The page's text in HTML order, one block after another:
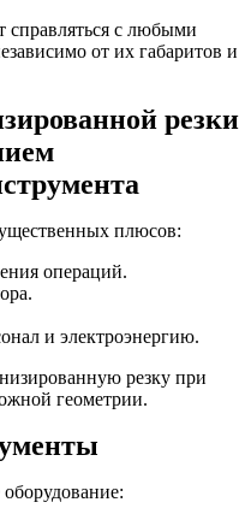
справляться с любыми
от их габаритов и
резки
плюсов:
операций.
и электроэнергию.
резку при
геометрии.